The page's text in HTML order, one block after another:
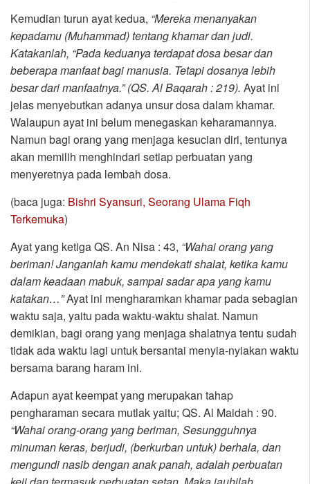
Kemudian turun ayat kedua, “Mereka menanyakan
kepadamu (Muhammad) tentang khamar dan judi.
Katakanlah, “Pada keduanya terdapat dosa besar dan
beberapa manfaat bagi manusia. Tetapi dosanya lebih
besar dari manfaatnya.” (QS. Al Baqarah : 219). Ayat ini
jelas menyebutkan adanya unsur dosa dalam khamar.
Walaupun ayat ini belum menegaskan keharamannya.
Namun bagi orang yang menjaga kesucian diri, tentunya
akan memilih menghindari setiap perbuatan yang
menyeretnya pada lembah dosa.
(baca juga: Bishri Syansuri, Seorang Ulama Fiqh
Terkemuka)
Ayat yang ketiga QS. An Nisa : 43, “Wahai orang yang
beriman! Janganlah kamu mendekati shalat, ketika kamu
dalam keadaan mabuk, sampai sadar apa yang kamu
katakan…”Ayat ini mengharamkan khamar pada sebagian
waktu saja, yaitu pada waktu-waktu shalat. Namun
demikian, bagi orang yang menjaga shalatnya tentu sudah
tidak ada waktu lagi untuk bersantai menyia-nyiakan waktu
bersama barang haram ini.
Adapun ayat keempat yang merupakan tahap
pengharaman secara mutlak yaitu; QS. Al Maidah : 90.
“Wahai orang-orang yang beriman, Sesungguhnya
minuman keras, berjudi, (berkurban untuk) berhala, dan
mengundi nasib dengan anak panah, adalah perbuatan